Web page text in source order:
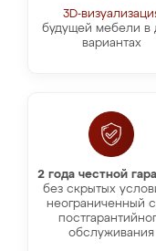
3D-
будущей мебели в
вариантах
2 года честной
без скрытых
неограниченный
обслуживания